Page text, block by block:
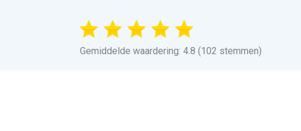
Gemiddelde waardering: 4.8 (102 stemmen)